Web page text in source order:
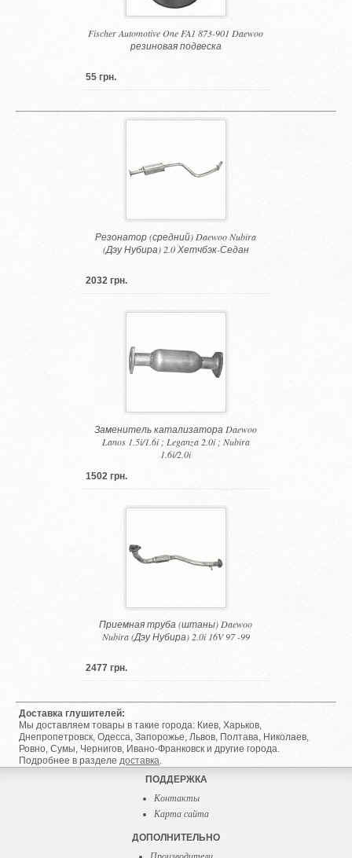
Fischer Automotive One FA1 873-901 Daewoo
резиновая подвеска
55 грн.
Резонатор (средний) Daewoo Nubira
(Дэу Нубира) 2.0 Хетчбэк-Седан
2032 грн.
Заменитель катализатора Daewoo
Lanos 1.5i/1.6i ; Leganza 2.0i ; Nubira
1.6i/2.0i
1502 грн.
Приемная труба (штаны) Daewoo
Nubira (Дэу Нубира) 2.0i 16V 97 -99
2477 грн.
Доставка глушителей:
Мы доставляем товары в такие города: Киев, Харьков,
Днепропетровск, Одесса, Запорожье, Львов, Полтава, Николаев,
Ровно, Сумы, Чернигов, Ивано-Франковск и другие города.
Подробнее в разделедоставка.
ПОДДЕРЖКА
Контакты
Карта сайта
ДОПОЛНИТЕЛЬНО